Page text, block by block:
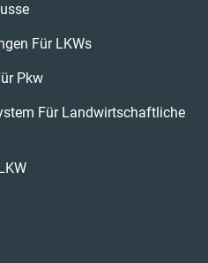
Für LKWs
Pkw
Für Landwirtschaftliche